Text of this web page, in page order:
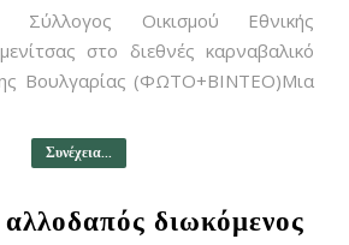
Σύλλογος Οικισμού Εθνικής
στο διεθνές καρναβαλικό
Βουλγαρίας (ΦΩΤΟ+ΒΙΝΤΕΟ)Μια
Συνέχεια...
διωκόμενος